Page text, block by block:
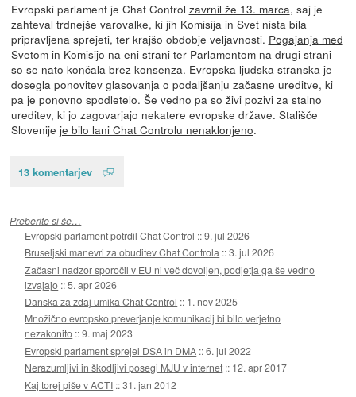
Evropski parlament je Chat Control zavrnil že 13. marca, saj je
zahteval trdnejše varovalke, ki jih Komisija in Svet nista bila
pripravljena sprejeti, ter krajšo obdobje veljavnosti. Pogajanja med
Svetom in Komisijo na eni strani ter Parlamentom na drugi strani
so se nato končala brez konsenza. Evropska ljudska stranska je
dosegla ponovitev glasovanja o podaljšanju začasne ureditve, ki
pa je ponovno spodletelo. Še vedno pa so živi pozivi za stalno
ureditev, ki jo zagovarjajo nekatere evropske države. Stališče
Slovenije je bilo lani Chat Controlu nenaklonjeno.
13 komentarjev
Preberite si še…
Evropski parlament potrdil Chat Control ::9. jul 2026
Bruseljski manevri za obuditev Chat Controla ::3. jul 2026
Začasni nadzor sporočil v EU ni več dovoljen, podjetja ga še vedno
izvajajo ::5. apr 2026
Danska za zdaj umika Chat Control :: 1. nov 2025
Množično evropsko preverjanje komunikacij bi bilo verjetno
nezakonito ::9. maj 2023
Evropski parlament sprejel DSA in DMA ::6. jul 2022
Nerazumljivi in škodljivi posegi MJU v internet :: 12. apr 2017
Kaj torej piše v ACTI ::31. jan 2012